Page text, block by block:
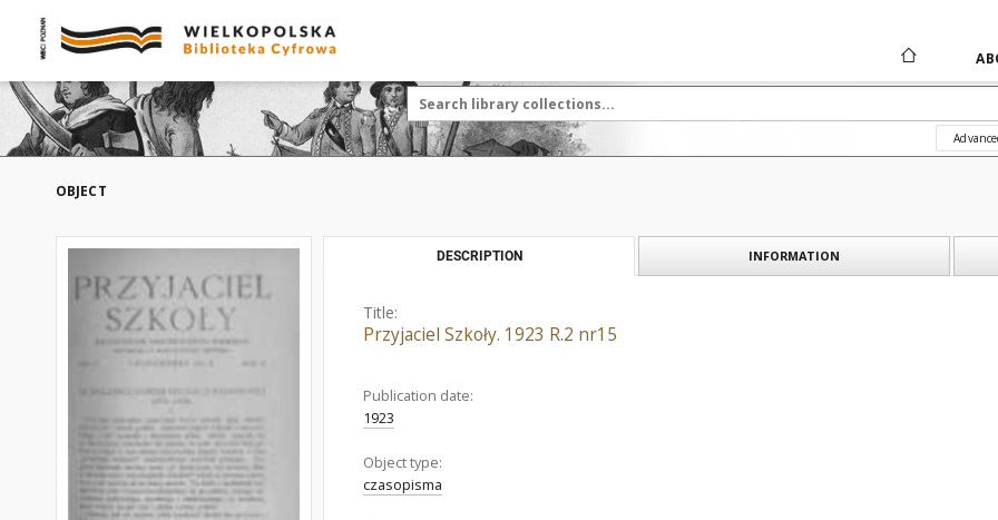
OBJECT
DESCRIPTION INFORMATION
Title:
Przyjaciel Szkoły. 1923 R.2 nr15
Publication date:
1923
Object type:
czasopisma